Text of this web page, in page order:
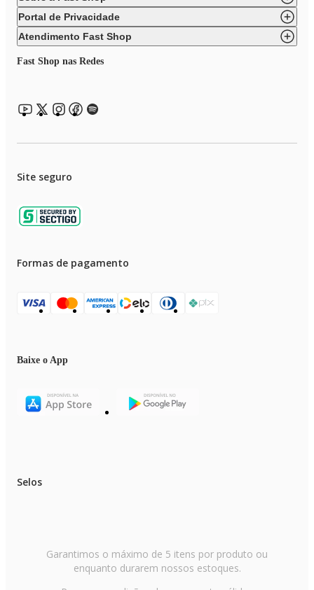
Portal de Privacidade
Atendimento Fast Shop
Fast Shop nas Redes
Site seguro
Formas de pagamento
Baixe o App
Selos
Garantimos o máximo de 5 itens por produto ou
enquanto durarem nossos estoques.